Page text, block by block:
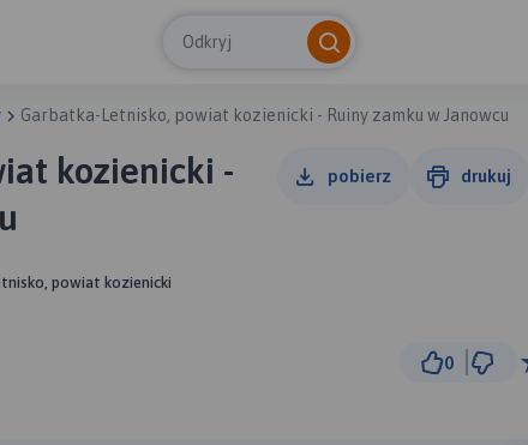
Odkryj
Garbatka-Letnisko, powiat kozienicki - Ruiny zamku w Janowcu
kozienicki -
pobierz drukuj
powiat kozienicki
0